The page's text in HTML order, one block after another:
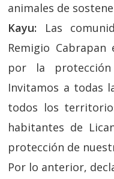
animales de
Kayu: Las
Remigio
por la
Invitamos a todas
todos los
habitantes de
protección de
Por lo anterior,